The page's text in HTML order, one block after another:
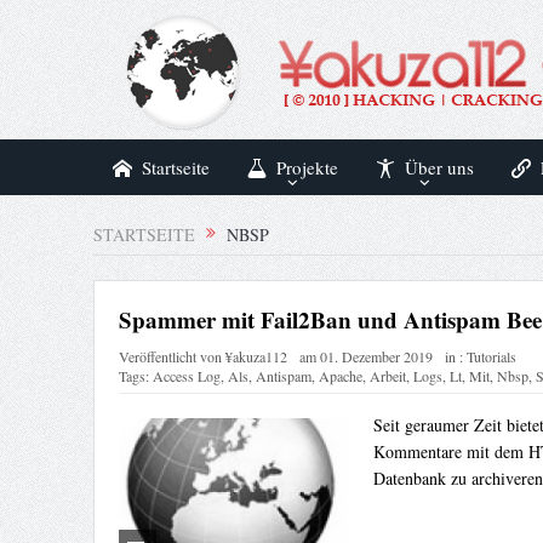
Startseite Projekte Über uns
STARTSEITE NBSP
Spammer mit Fail2Ban und Antispam
Veröffentlicht von¥akuza112 am01. Dezember 2019 in :Tutorials
Tags:Access Log,Als,Antispam,Apache,Arbeit,Logs,Lt,Mit,Nbsp,
Seit geraumer Zeit
Kommentare mit dem
Datenbank zu